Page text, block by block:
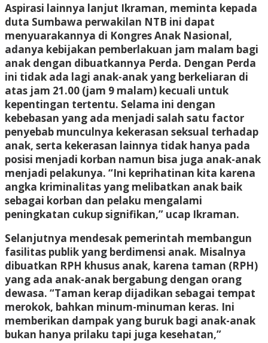
Aspirasi lainnya lanjut Ikraman, meminta kepada
duta Sumbawa perwakilan NTB ini dapat
menyuarakannya di Kongres Anak Nasional,
adanya kebijakan pemberlakuan jam malam bagi
anak dengan dibuatkannya Perda. Dengan Perda
ini tidak ada lagi anak-anak yang berkeliaran di
atas jam 21.00 (jam 9 malam) kecuali untuk
kepentingan tertentu. Selama ini dengan
kebebasan yang ada menjadi salah satu factor
penyebab munculnya kekerasan seksual terhadap
anak, serta kekerasan lainnya tidak hanya pada
posisi menjadi korban namun bisa juga anak-anak
menjadi pelakunya. “Ini keprihatinan kita karena
angka kriminalitas yang melibatkan anak baik
sebagai korban dan pelaku mengalami
peningkatan cukup signifikan,” ucap Ikraman.
Selanjutnya mendesak pemerintah membangun
fasilitas publik yang berdimensi anak. Misalnya
dibuatkan RPH khusus anak, karena taman (RPH)
yang ada anak-anak bergabung dengan orang
dewasa. “Taman kerap dijadikan sebagai tempat
merokok, bahkan minum-minuman keras. Ini
memberikan dampak yang buruk bagi anak-anak
bukan hanya prilaku tapi juga kesehatan,”